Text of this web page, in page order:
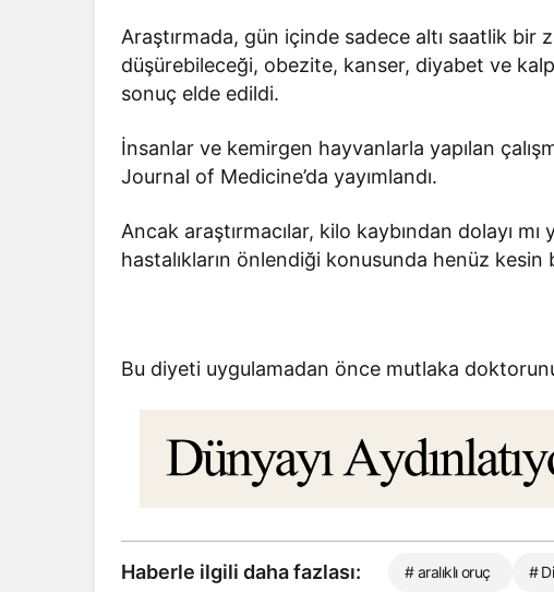
Araştırmada, gün içinde sadece altı saatlik
düşürebileceği, obezite, kanser, diyabet ve
sonuç elde edildi.
İnsanlar ve kemirgen hayvanlarla yapılan
Journal of Medicine’da yayımlandı.
Ancak araştırmacılar, kilo kaybından dolayı
hastalıkların önlendiği konusunda henüz
Bu diyeti uygulamadan önce mutlaka
Haberle ilgili daha fazlası: # aralıklı oruç #